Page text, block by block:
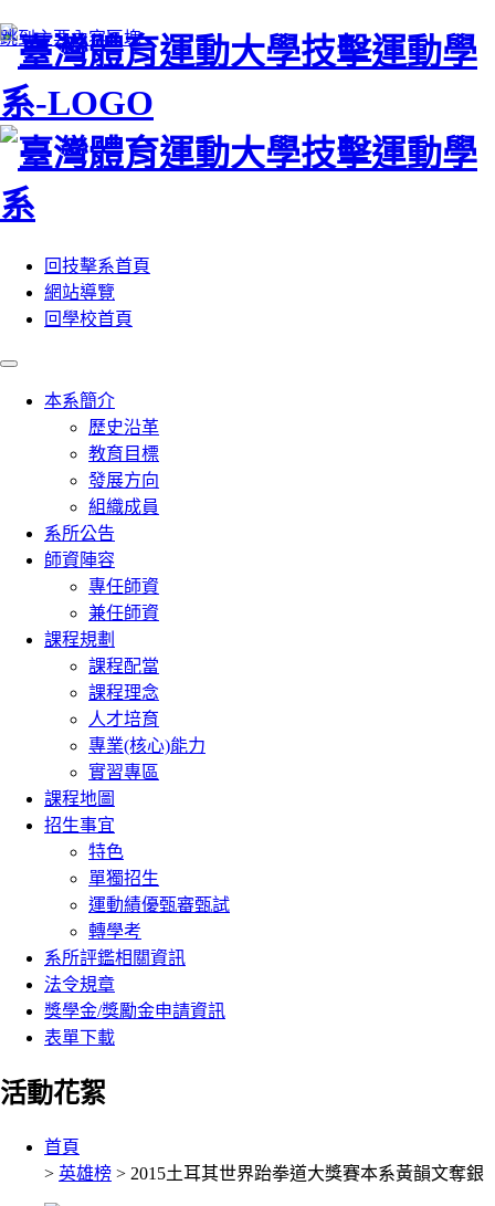
跳到主要內容區塊
:::
回技擊系首頁
網站導覽
回學校首頁
本系簡介
歷史沿革
教育目標
發展方向
組織成員
系所公告
師資陣容
專任師資
兼任師資
課程規劃
課程配當
課程理念
人才培育
專業(核心)能力
實習專區
課程地圖
招生事宜
特色
單獨招生
運動績優甄審甄試
轉學考
系所評鑑相關資訊
法令規章
獎學金/獎勵金申請資訊
表單下載
活動花絮
首頁
> 英雄榜 > 2015土耳其世界跆拳道大獎賽本系黃韻文奪銀